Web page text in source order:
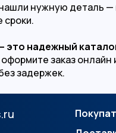
нужную деталь —
сроки.
это надежный
заказ
задержек.